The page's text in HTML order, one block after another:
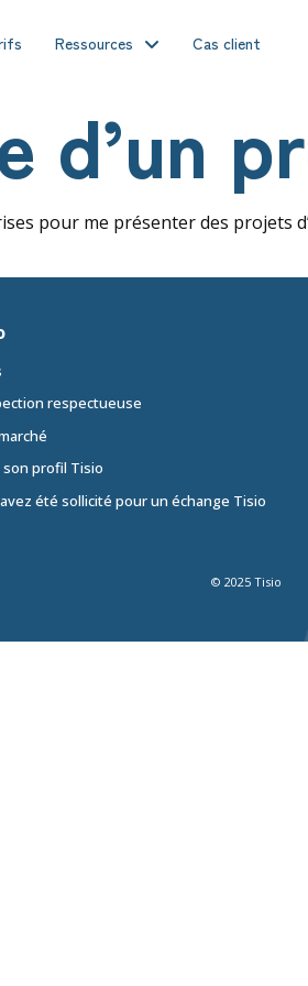
Ressources Cas client
d’un
pour me présenter des projets
respectueuse
son profil Tisio
été sollicité pour un échange Tisio
© 2025 Tisio